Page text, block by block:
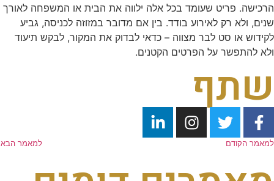
הרכישה. פריט שעומד בכל אלה ילווה את הבית או המשפחה לאורך
שנים, ולא רק לאירוע בודד. בין אם מדובר במזוזה לכניסה, גביע
לקידוש או סט לבר מצווה – כדאי לבדוק את המקור, לבקש תיעוד
ולא להתפשר על הפרטים הקטנים.
שתף
למאמר הקודם למאמר הבא